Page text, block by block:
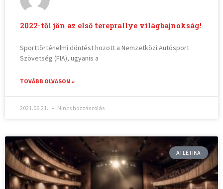
2022-től jön az első tereprallye világbajnokság!
Sporttörténelmi döntést hozott a Nemzetközi Autósport
Szövetség (FIA), ugyanis a
TOVÁBB OLVASOM »
2021.06.21. Nincs hozzászólás
ATLÉTIKA